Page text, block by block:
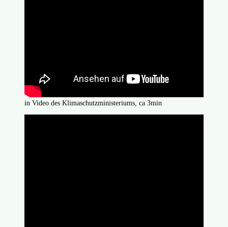
in Video des Klimaschutzministeriums, ca 3min